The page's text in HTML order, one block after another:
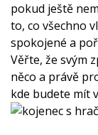
pokud ještě
to, co všechno
spokojené a
Věřte, že svým
něco a právě
kde budete mít